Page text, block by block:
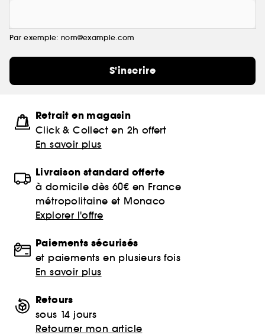
Par exemple: nom@example.com
S'inscrire
Retrait en magasin
Click & Collect en 2h offert
En savoir plus
Livraison standard offerte
à domicile dès 60€ en France
métropolitaine et Monaco
Explorer l'offre
Paiements sécurisés
et paiements en plusieurs fois
En savoir plus
Retours
sous 14 jours
Retourner mon article